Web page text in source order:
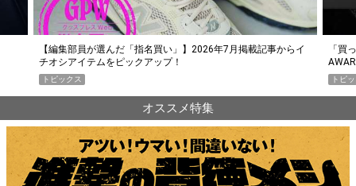
「買って損なし」の極上スマホ5選【GoodsPress 2026上半期
AWARD】
トピックス
薄着
PR
オススメ特集